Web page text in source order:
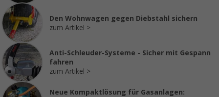
Den Wohnwagen gegen Diebstahl sichern
zum Artikel
Anti-Schleuder-Systeme - Sicher mit Gespann
fahren
zum Artikel
Neue Kompaktlösung für Gasanlagen: